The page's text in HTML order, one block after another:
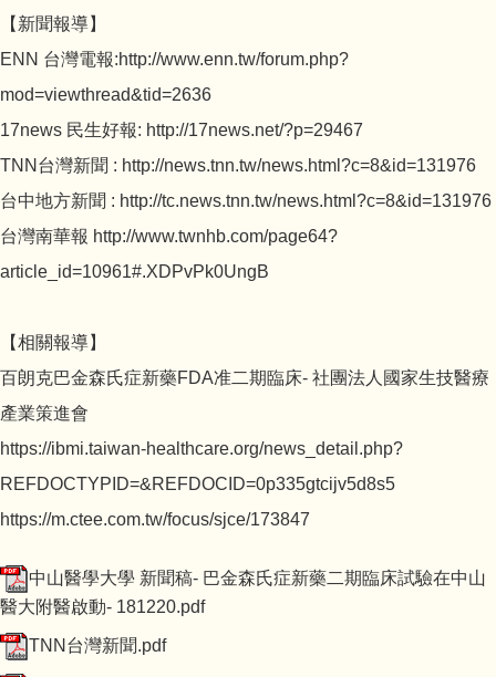
【新聞報導】
ENN 台灣電報:http://www.enn.tw/forum.php?
mod=viewthread&tid=2636
17news 民生好報: http://17news.net/?p=29467
TNN台灣新聞 : http://news.tnn.tw/news.html?c=8&id=131976
台中地方新聞 : http://tc.news.tnn.tw/news.html?c=8&id=131976
台灣南華報 http://www.twnhb.com/page64?
article_id=10961#.XDPvPk0UngB
【相關報導】
百朗克巴金森氏症新藥FDA准二期臨床- 社團法人國家生技醫療
產業策進會
https://ibmi.taiwan-healthcare.org/news_detail.php?
REFDOCTYPID=&REFDOCID=0p335gtcijv5d8s5
https://m.ctee.com.tw/focus/sjce/173847
中山醫學大學 新聞稿- 巴金森氏症新藥二期臨床試驗在中山
醫大附醫啟動- 181220.pdf
TNN台灣新聞.pdf